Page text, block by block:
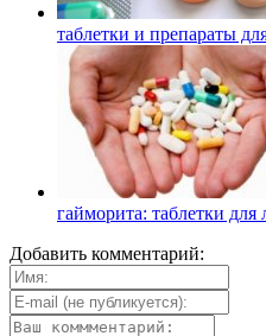
таблетки и препараты
гайморита: таблетки для
Добавить комментарий: